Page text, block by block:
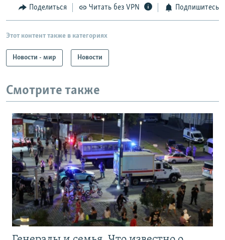
Поделиться Читать без VPN Подпишитесь
Этот контент также в категориях
Новости - мир Новости
Смотрите также